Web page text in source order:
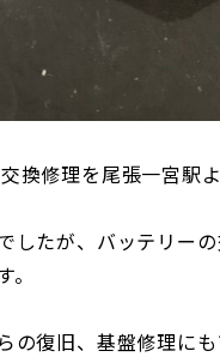
換修理を尾張一宮駅
したが、バッテリー
の復旧、基盤修理に